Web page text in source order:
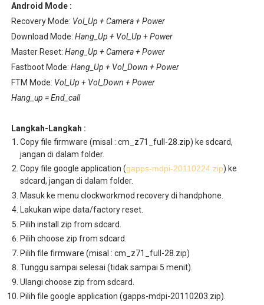
Android Mode :
Recovery Mode: Vol_Up + Camera + Power
Download Mode: Hang_Up + Vol_Up + Power
Master Reset: Hang_Up + Camera + Power
Fastboot Mode: Hang_Up + Vol_Down + Power
FTM Mode: Vol_Up + Vol_Down + Power
Hang_up = End_call
Langkah-Langkah :
Copy file firmware (misal : cm_z71_full-28.zip) ke sdcard,
jangan di dalam folder.
Copy file google application (gapps-mdpi-20110224.zip) ke
sdcard, jangan di dalam folder.
Masuk ke menu clockworkmod recovery di handphone.
Lakukan wipe data/factory reset.
Pilih install zip from sdcard.
Pilih choose zip from sdcard.
Pilih file firmware (misal : cm_z71_full-28.zip)
Tunggu sampai selesai (tidak sampai 5 menit).
Ulangi choose zip from sdcard.
Pilih file google application (gapps-mdpi-20110203.zip).